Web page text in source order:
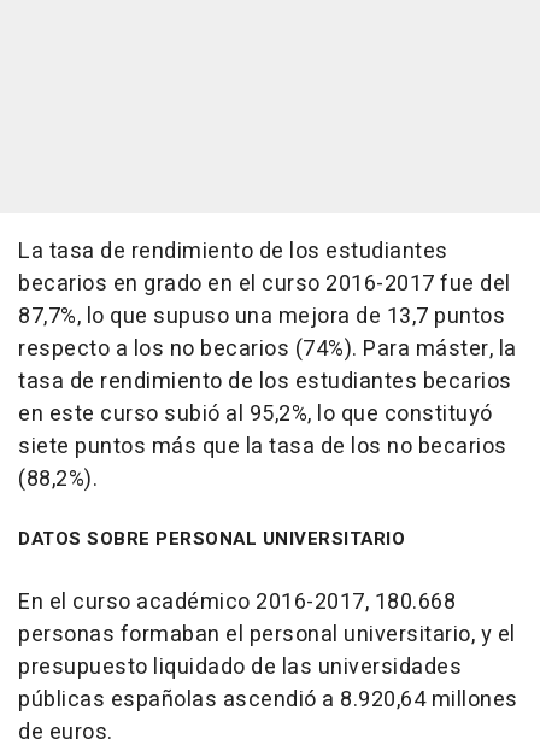
La tasa de rendimiento de los estudiantes
becarios en grado en el curso 2016-2017 fue del
87,7%, lo que supuso una mejora de 13,7 puntos
respecto a los no becarios (74%). Para máster, la
tasa de rendimiento de los estudiantes becarios
en este curso subió al 95,2%, lo que constituyó
siete puntos más que la tasa de los no becarios
(88,2%).
DATOS SOBRE PERSONAL UNIVERSITARIO
En el curso académico 2016-2017, 180.668
personas formaban el personal universitario, y el
presupuesto liquidado de las universidades
públicas españolas ascendió a 8.920,64 millones
de euros.